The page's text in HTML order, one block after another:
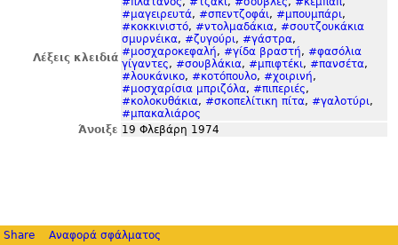
Λέξεις κλειδιά
#μαγειρευτά, #σπεντζοφάι, #μπουμπάρι,
#κοκκινιστό, #ντολμαδάκια, #σουτζουκάκια
σμυρνέικα, #ζυγούρι, #γάστρα,
#μοσχαροκεφαλή, #γίδα βραστή, #φασόλια
γίγαντες, #σουβλάκια, #μπιφτέκι, #πανσέτα,
#λουκάνικο, #κοτόπουλο, #χοιρινή,
#μοσχαρίσια μπριζόλα, #πιπεριές,
#κολοκυθάκια, #σκοπελίτικη πίτα, #γαλοτύρι,
#μπακαλιάρος
Άνοιξε 19 Φλεβάρη 1974
Share Αναφορά σφάλματος